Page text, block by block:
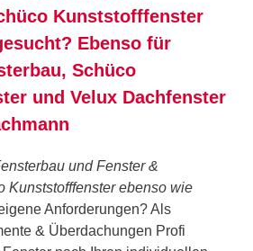
Kunststofffenster
Ebenso für
Schüco
und Velux Dachfenster
und Fenster &
Kunststofffenster ebenso wie
Anforderungen? Als
& Überdachungen Profi